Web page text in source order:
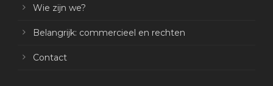
Wie zijn we?
Belangrijk: commercieel en rechten
Contact